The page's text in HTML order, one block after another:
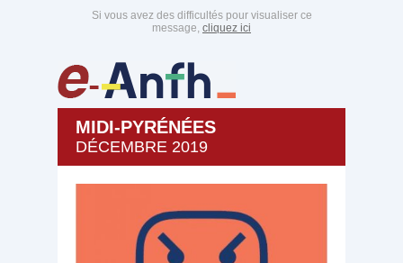
Si vous avez des difficultés pour visualiser ce
message, cliquez ici
MIDI-PYRÉNÉES
DÉCEMBRE 2019